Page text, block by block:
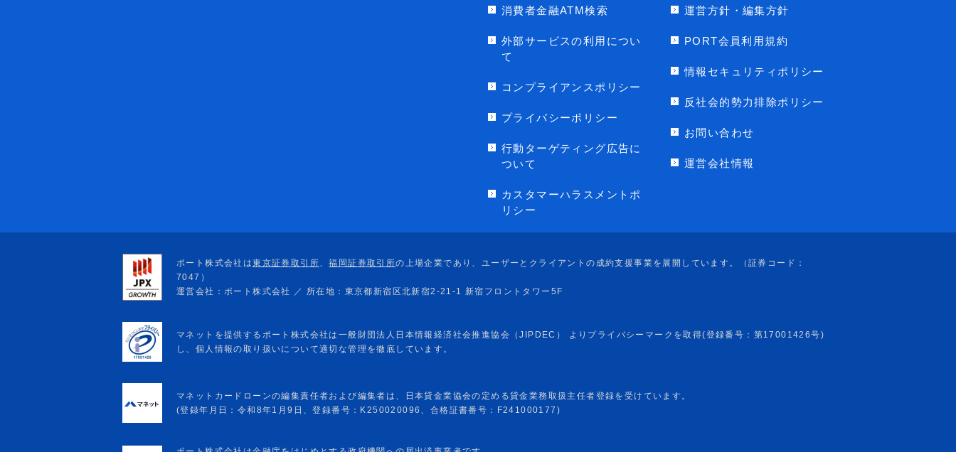
消費者金融ATM検索
外部サービスの利用につい
て
コンプライアンスポリシー
プライバシーポリシー
行動ターゲティング広告に
ついて
カスタマーハラスメントポ
リシー
運営方針・編集方針
PORT会員利用規約
情報セキュリティポリシー
反社会的勢力排除ポリシー
お問い合わせ
運営会社情報
マネットカードローンの編集責任者および編集者は、日本貸金業協会の定める貸金業務取扱主任者登録を受けています。
(登録年月日：令和8年1月9日、登録番号：K250020096、合格証書番号：F241000177)